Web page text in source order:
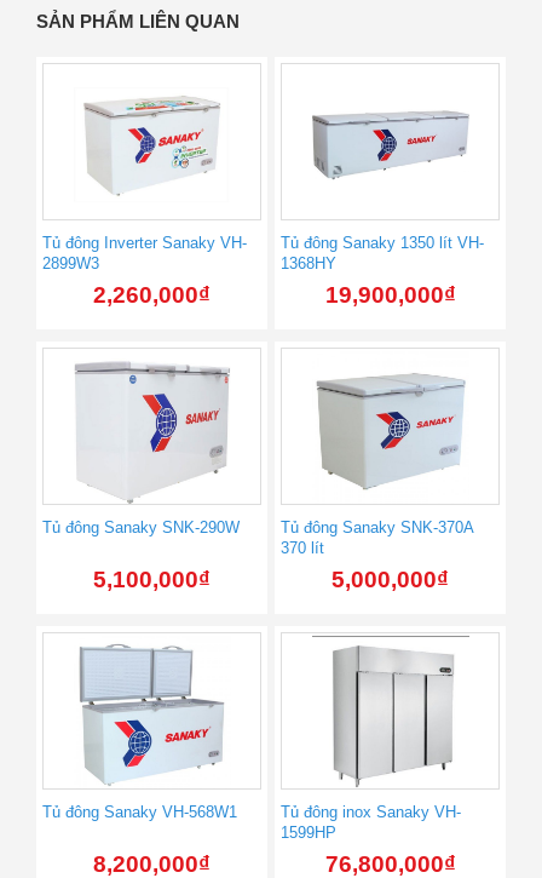
SẢN PHẨM LIÊN QUAN
Tủ đông Inverter Sanaky VH-
2899W3
2,260,000₫
Tủ đông Sanaky 1350 lít VH-
1368HY
19,900,000₫
Tủ đông Sanaky SNK-290W
5,100,000₫
Tủ đông Sanaky SNK-370A
370 lít
5,000,000₫
Tủ đông Sanaky VH-568W1
8,200,000₫
Tủ đông inox Sanaky VH-
1599HP
76,800,000₫